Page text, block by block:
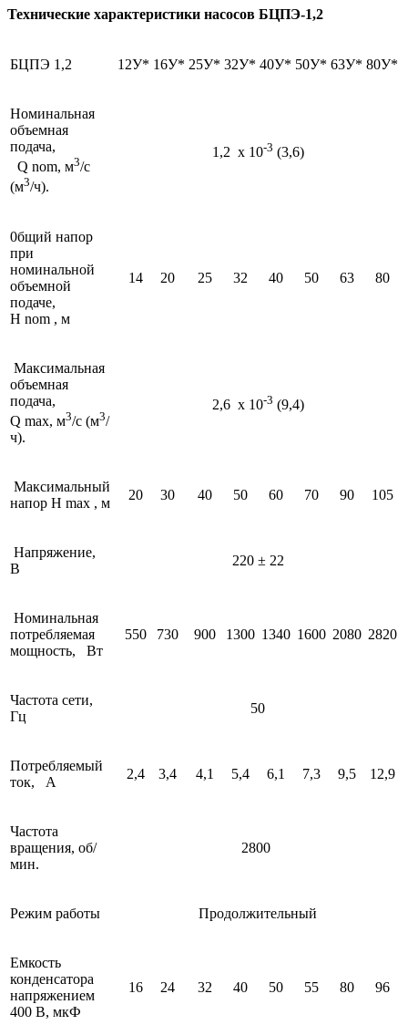
Технические характеристики насосов БЦПЭ-1,2
БЦПЭ 1,2 12У* 16У* 25У* 32У* 40У* 50У* 63У* 80У*
Номинальная
объемная
подача,
Q nom, м3/с
(м3/ч).
1,2 х 10-3 (3,6)
0бщий напор
при
номинальной
объемной
подаче,
H nom , м
14 20 25 32 40 50 63 80
Максимальная
объемная
подача,
Q max, м3/с (м3/
ч).
2,6 х 10-3 (9,4)
Максимальный
напор H mах , м
20 30 40 50 60 70 90 105
Напряжение,
В
220 ± 22
Номинальная
потребляемая
мощность, Вт
550 730 900 1300 1340 1600 2080 2820
Частота сети,
Гц
50
Потребляемый
ток, А
2,4 3,4 4,1 5,4 6,1 7,3 9,5 12,9
Частота
вращения, об/
мин.
2800
Режим работы Продолжительный
Емкость
конденсатора
напряжением
400 В, мкФ
16 24 32 40 50 55 80 96